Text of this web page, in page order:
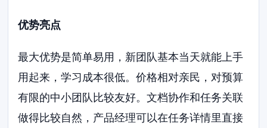
优势亮点
最大优势是简单易用，新团队基本当天就能上手
用起来，学习成本很低。价格相对亲民，对预算
有限的中小团队比较友好。文档协作和任务关联
做得比较自然，产品经理可以在任务详情里直接